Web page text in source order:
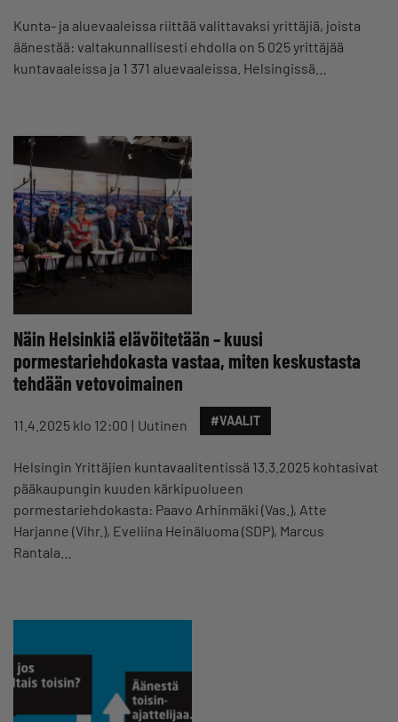
Kunta- ja aluevaaleissa riittää valittavaksi yrittäjiä, joista
äänestää: valtakunnallisesti ehdolla on 5 025 yrittäjää
kuntavaaleissa ja 1 371 aluevaaleissa. Helsingissä…
Näin Helsinkiä elävöitetään – kuusi
pormestariehdokasta vastaa, miten keskustasta
tehdään vetovoimainen
11.4.2025 klo 12:00 Uutinen #VAALIT
Helsingin Yrittäjien kuntavaalitentissä 13.3.2025 kohtasivat
pääkaupungin kuuden kärkipuolueen
pormestariehdokasta: Paavo Arhinmäki (Vas.), Atte
Harjanne (Vihr.), Eveliina Heinäluoma (SDP), Marcus
Rantala…